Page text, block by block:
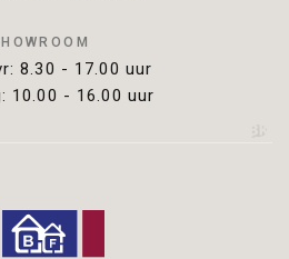
8.30 - 17.00 uur
10.00 - 16.00 uur